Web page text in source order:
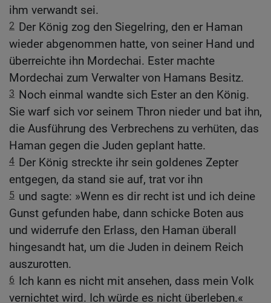
ihm verwandt sei.
2 Der König zog den Siegelring, den er Haman
wieder abgenommen hatte, von seiner Hand und
überreichte ihn Mordechai. Ester machte
Mordechai zum Verwalter von Hamans Besitz.
3 Noch einmal wandte sich Ester an den König.
Sie warf sich vor seinem Thron nieder und bat ihn,
die Ausführung des Verbrechens zu verhüten, das
Haman gegen die Juden geplant hatte.
4 Der König streckte ihr sein goldenes Zepter
entgegen, da stand sie auf, trat vor ihn
5 und sagte: »Wenn es dir recht ist und ich deine
Gunst gefunden habe, dann schicke Boten aus
und widerrufe den Erlass, den Haman überall
hingesandt hat, um die Juden in deinem Reich
auszurotten.
6 Ich kann es nicht mit ansehen, dass mein Volk
vernichtet wird. Ich würde es nicht überleben.«